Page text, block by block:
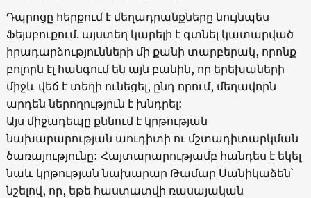
Դպրոցը հերքում է մեղադրանքները նույնպես
Ֆեյսբուքում. այստեղ կարելի է գտնել կատարված
իրադարձությունների մի քանի տարբերակ, որոնք
բոլորն էլ հանգում են այն բանին, որ երեխաների
միջև վեճ է տեղի ունեցել, ընդ որում, մեղավորն
արդեն ներողություն է խնդրել:
Այս միջադեպը քննում է կրթության
նախարարության աուդիտի ու մշտադիտարկման
ծառայությունը: Հայտարարությամբ հանդես է եկել
նաև կրթության նախարար Թամար Սանիկաձեն՝
նշելով, որ, եթե հաստատվի ռասայական